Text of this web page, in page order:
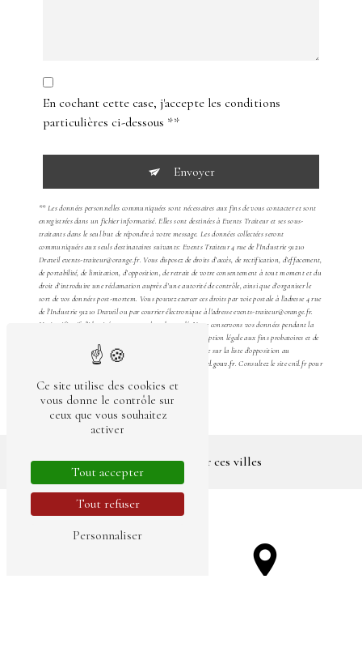
En cochant cette case, j'accepte les conditions
particulières ci-dessous **
Envoyer
** Les données personnelles communiquées sont nécessaires aux fins de vous contacter et sont
enregistrées dans un fichier informatisé. Elles sont destinées à Events Traiteur et ses sous-
traitants dans le seul but de répondre à votre message. Les données collectées seront
communiquées aux seuls destinataires suivants: Events Traiteur 4 rue de l'Industrie 91210
Draveil events-traiteur@orange.fr. Vous disposez de droits d’accès, de rectification, d’effacement,
de portabilité, de limitation, d’opposition, de retrait de votre consentement à tout moment et du
droit d’introduire une réclamation auprès d’une autorité de contrôle, ainsi que d’organiser le
sort de vos données post-mortem. Vous pouvez exercer ces droits par voie postale à l'adresse 4 rue
de l'Industrie 91210 Draveil ou par courrier électronique à l'adresse events-traiteur@orange.fr.
Un justificatif d'identité pourra vous être demandé. Nous conservons vos données pendant la
période de prise de contact puis pendant la durée de prescription légale aux fins probatoires et de
gestion des contentieux. Vous avez le droit de vous inscrire sur la liste d'opposition au
démarchage téléphonique, disponible à cette adresse:
Bloctel.gouv.fr. Consultez le site cnil.fr pour
Nous intervenons sur ces villes
Ce site utilise des cookies et
vous donne le contrôle sur
ceux que vous souhaitez
activer
Tout accepter
Tout refuser
Personnaliser